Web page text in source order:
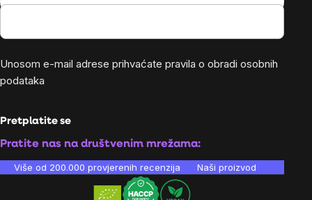
Unosom e-mail adrese prihvaćate pravila o obradi osobnih
podataka
Pretplatite se
Pratite nas na društvenim mrežama:
Više od 200.000 provjerenih recenzija Naši proizvodi su